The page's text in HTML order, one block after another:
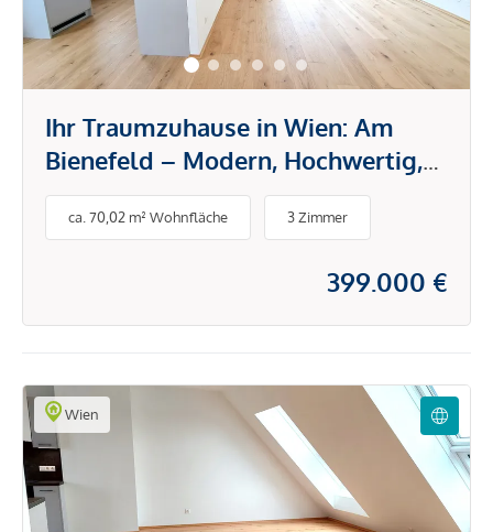
Ihr Traumzuhause in Wien: Am
Bienefeld – Modern, Hochwertig,
Unvergleichlich!
ca. 70,02 m² Wohnfläche 3 Zimmer
399.000 €
Wien